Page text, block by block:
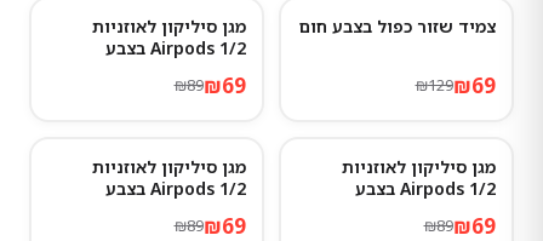
-
47%
צמיד שזור כפול בצבע חום
₪69
₪129
-
22 %
מגן סיליקון לאוזניות
Airpods 1/2 בצבע
₪69
₪89
-
22 %
מגן סיליקון לאוזניות
Airpods 1/2 בצבע
₪69
₪89
-
22 %
מגן סיליקון לאוזניות
Airpods 1/2 בצבע
₪69
₪89